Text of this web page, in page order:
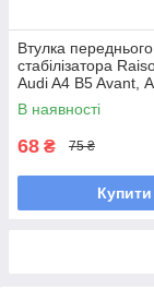
Втулка переднього
стабілізатора
Audi A4 B5 Avant,
#RL-411317B
В наявності
68 ₴ 75 ₴
Купити